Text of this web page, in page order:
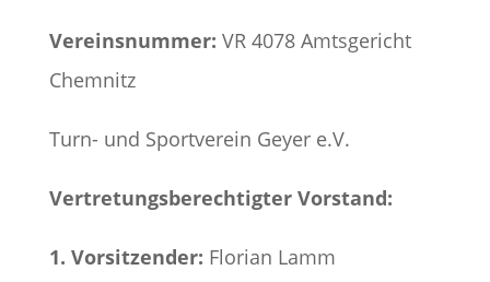
Vereinsnummer: VR 4078 Amtsgericht
Chemnitz
Turn- und Sportverein Geyer e.V.
Vertretungsberechtigter Vorstand:
1. Vorsitzender: Florian Lamm